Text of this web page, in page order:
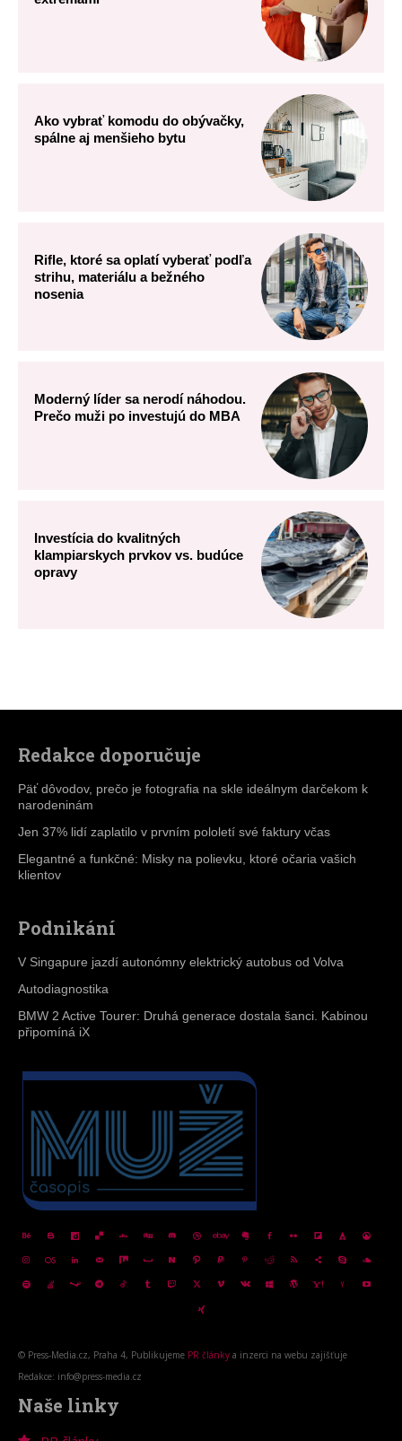
Redakce doporučuje
Päť dôvodov, prečo je fotografia na skle ideálnym darčekom k
narodeninám
Jen 37% lidí zaplatilo v prvním pololetí své faktury včas
Elegantné a funkčné: Misky na polievku, ktoré očaria vašich
klientov
Podnikání
V Singapure jazdí autonómny elektrický autobus od Volva
Autodiagnostika
BMW 2 Active Tourer: Druhá generace dostala šanci. Kabinou
připomíná iX
© Press-Media.cz, Praha 4, Publikujeme PR články a inzerci na webu zajišťuje
Redakce: info@press-media.cz
Naše linky